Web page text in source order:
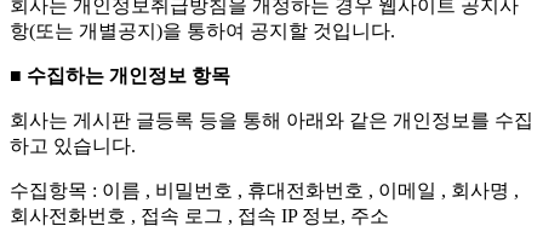
회사는 개인정보취급방침을 개정하는 경우 웹사이트 공지사
항(또는 개별공지)을 통하여 공지할 것입니다.
■ 수집하는 개인정보 항목
회사는 게시판 글등록 등을 통해 아래와 같은 개인정보를 수집
하고 있습니다.
수집항목 : 이름 , 비밀번호 , 휴대전화번호 , 이메일 , 회사명 ,
회사전화번호 , 접속 로그 , 접속 IP 정보, 주소